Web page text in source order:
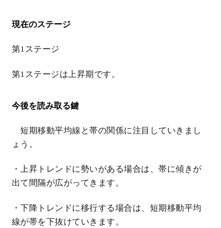
現在のステージ
第1ステージ
第1ステージは上昇期です。
今後を読み取る鍵
短期移動平均線と帯の関係に注目していきまし
ょう。
・上昇トレンドに勢いがある場合は、帯に傾きが
出て間隔が広がってきます。
・下降トレンドに移行する場合は、短期移動平均
線が帯を下抜けていきます。